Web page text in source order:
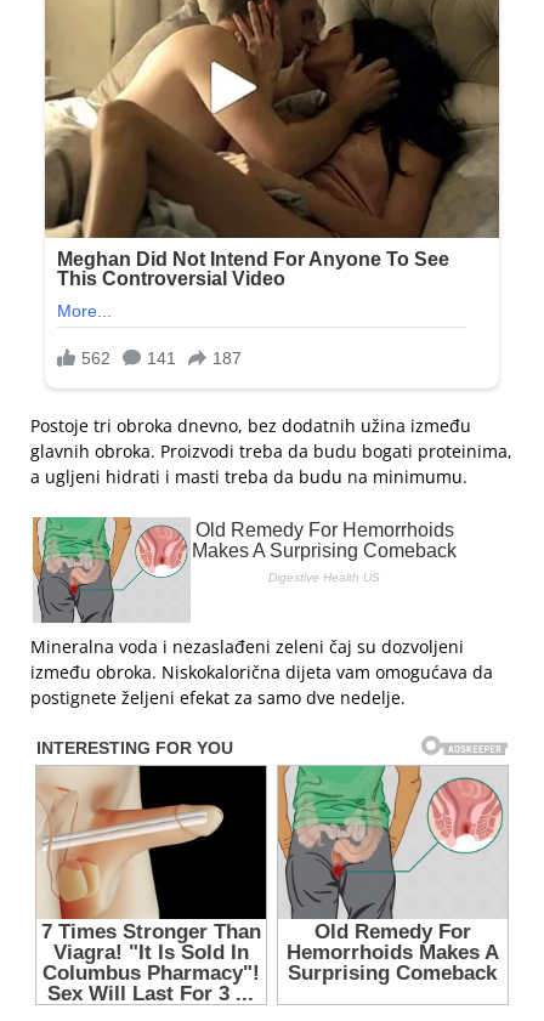
Postoje tri obroka dnevno, bez dodatnih užina između
glavnih obroka. Proizvodi treba da budu bogati proteinima,
a ugljeni hidrati i masti treba da budu na minimumu.
Mineralna voda i nezaslađeni zeleni čaj su dozvoljeni
između obroka. Niskokalorična dijeta vam omogućava da
postignete željeni efekat za samo dve nedelje.